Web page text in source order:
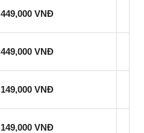
449,000 VNĐ
449,000 VNĐ
149,000 VNĐ
149,000 VNĐ